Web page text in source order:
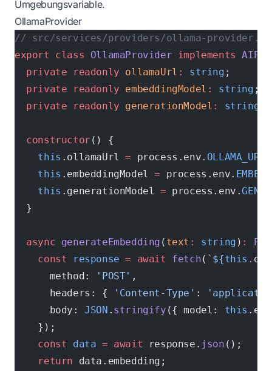
Umgebungsvariable.
OllamaProvider
// src/services/providers/ollama-provider.ts
export class OllamaProvider implements
  private
readonly ollamaUrl : string ;
  private
readonly embeddingModel : string ;
  private
readonly generationModel : string
  constructor
() {
    this
.ollamaUrl = process.env. OLLAMA_URL
    this
.embeddingModel = process.env.
    this
.generationModel = process.env.
  }
  async
generateEmbedding ( text : string ) :
    const
response = await fetch( `${this .
      method:
'POST' ,
      headers: {
'Content-Type' :
      body:
JSON . stringify ({ model: this
    });
    const
data = await response. json ();
    return
data.embedding;